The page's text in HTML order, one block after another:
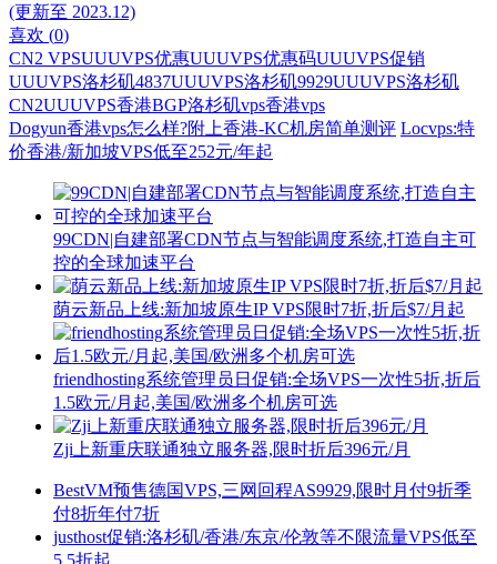
(更新至 2023.12)
喜欢 (0)
CN2 VPSUUUVPS优惠UUUVPS优惠码UUUVPS促销
UUUVPS洛杉矶4837UUUVPS洛杉矶9929UUUVPS洛杉矶
CN2UUUVPS香港BGP洛杉矶vps香港vps
Dogyun香港vps怎么样?附上香港-KC机房简单测评 Locvps:特
价香港/新加坡VPS低至252元/年起
99CDN|自建部署CDN节点与智能调度系统,打造自主可
控的全球加速平台
荫云新品上线:新加坡原生IP VPS限时7折,折后$7/月起
friendhosting系统管理员日促销:全场VPS一次性5折,折后
1.5欧元/月起,美国/欧洲多个机房可选
Zji上新重庆联通独立服务器,限时折后396元/月
BestVM预售德国VPS,三网回程AS9929,限时月付9折季
付8折年付7折
justhost促销:洛杉矶/香港/东京/伦敦等不限流量VPS低至